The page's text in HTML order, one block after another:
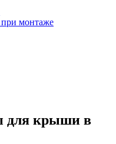
монтаже
для крыши в